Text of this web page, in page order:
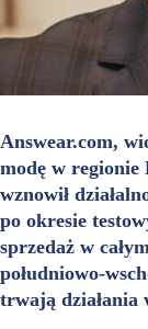
Answear.com,
modę w
wznowił
po okresie
sprzedaż w
południowo-
trwają działania